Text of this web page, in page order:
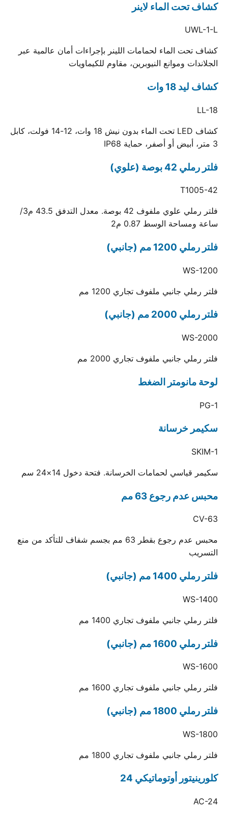
كشاف تحت الماء لاينر
UWL-1-L
كشاف تحت الماء لحمامات اللينر بإجراءات أمان عالمية عبر
الجلاندات وموانع النيوبرين، مقاوم للكيماويات
كشاف ليد 18 وات
LL-18
كشاف LED تحت الماء بدون نيش 18 وات، 12-14 فولت، كابل
3 متر، أبيض أو أصفر، حماية IP68
فلتر رملي 42 بوصة (علوي)
T1005-42
فلتر رملي علوي ملفوف 42 بوصة. معدل التدفق 43.5 م3/
ساعة ومساحة الوسط 0.87 م2
فلتر رملي 1200 مم (جانبي)
WS-1200
فلتر رملي جانبي ملفوف تجاري 1200 مم
فلتر رملي 2000 مم (جانبي)
WS-2000
فلتر رملي جانبي ملفوف تجاري 2000 مم
لوحة مانومتر الضغط
PG-1
سكيمر خرسانة
SKIM-1
سكيمر قياسي لحمامات الخرسانة. فتحة دخول 14×24 سم
محبس عدم رجوع 63 مم
CV-63
محبس عدم رجوع بقطر 63 مم بجسم شفاف للتأكد من منع
التسريب
فلتر رملي 1400 مم (جانبي)
WS-1400
فلتر رملي جانبي ملفوف تجاري 1400 مم
فلتر رملي 1600 مم (جانبي)
WS-1600
فلتر رملي جانبي ملفوف تجاري 1600 مم
فلتر رملي 1800 مم (جانبي)
WS-1800
فلتر رملي جانبي ملفوف تجاري 1800 مم
كلورينيتور أوتوماتيكي 24
AC-24